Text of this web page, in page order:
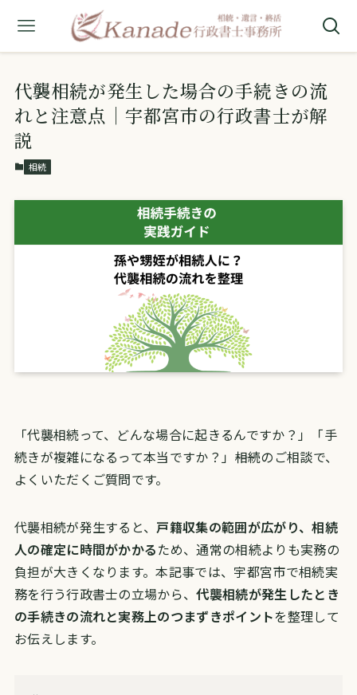
代襲相続が発生した場合の手続きの流
れと注意点｜宇都宮市の行政書士が解
説
相続
「代襲相続って、どんな場合に起きるんですか？」「手
続きが複雑になるって本当ですか？」――相続のご相談で、
よくいただくご質問です。
代襲相続が発生すると、戸籍収集の範囲が広がり、相続
人の確定に時間がかかるため、通常の相続よりも実務の
負担が大きくなります。本記事では、宇都宮市で相続実
務を行う行政書士の立場から、代襲相続が発生したとき
の手続きの流れと実務上のつまずきポイントを整理して
お伝えします。